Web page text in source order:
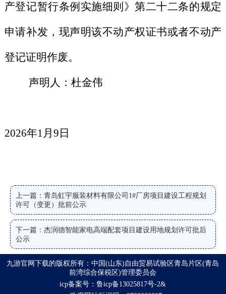
产登记暂行条例实施细则》第二十二条的规定
申请补发，现声明该不动产权证书或者不动产
登记证明作废。
声明人： 杜金伟
2026年1月 9 日
上一篇：青岛虹宇服装材料有限公司1#厂房项目建设工程规划
许可（变更）批前公示
下一篇：杰润德智能家电高端配套项目建设用地规划许可批后
公示
九游官网下载的版权所有：中国(山东)自由贸易试验区青岛片区(青岛
前湾综合保税区)管理委员会
icp备案号：鲁icp备13025817号-2&